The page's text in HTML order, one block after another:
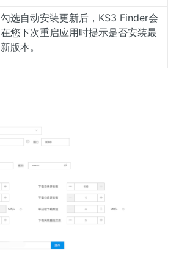
勾选自动安装更新后，KS3 Finder会
在您下次重启应用时提示是否安装最
新版本。